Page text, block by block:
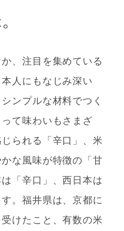
、注目を集めている
人にもなじみ深い
ンプルな材料でつく
て味わいもさまざ
られる「辛口」、米
な風味が特徴の「甘
「辛口」、西日本は
。福井県は、京都に
けたこと、有数の米